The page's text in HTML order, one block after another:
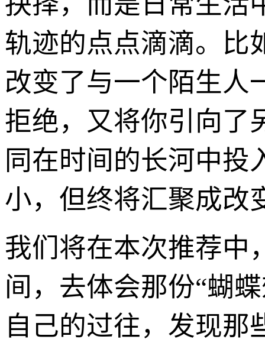
轨迹的点点滴滴。比
改变了与一个陌生人
拒绝，又将你引向了
同在时间的长河中投
小，但终将汇聚成改
我们将在本次推荐中
间，去体会那份“蝴
自己的过往，发现那